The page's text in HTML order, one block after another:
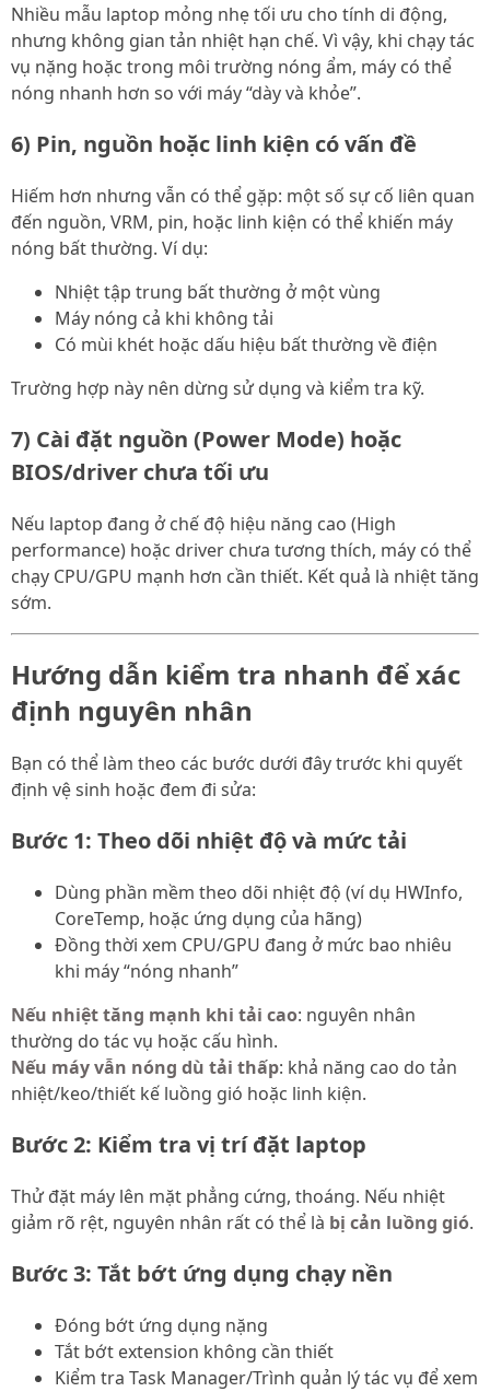
Nhiều mẫu laptop mỏng nhẹ tối ưu cho tính di động,
nhưng không gian tản nhiệt hạn chế. Vì vậy, khi chạy tác
vụ nặng hoặc trong môi trường nóng ẩm, máy có thể
nóng nhanh hơn so với máy “dày và khỏe”.
6) Pin, nguồn hoặc linh kiện có vấn đề
Hiếm hơn nhưng vẫn có thể gặp: một số sự cố liên quan
đến nguồn, VRM, pin, hoặc linh kiện có thể khiến máy
nóng bất thường. Ví dụ:
Nhiệt tập trung bất thường ở một vùng
Máy nóng cả khi không tải
Có mùi khét hoặc dấu hiệu bất thường về điện
Trường hợp này nên dừng sử dụng và kiểm tra kỹ.
7) Cài đặt nguồn (Power Mode) hoặc
BIOS/driver chưa tối ưu
Nếu laptop đang ở chế độ hiệu năng cao (High
performance) hoặc driver chưa tương thích, máy có thể
chạy CPU/GPU mạnh hơn cần thiết. Kết quả là nhiệt tăng
sớm.
Hướng dẫn kiểm tra nhanh để xác
định nguyên nhân
Bạn có thể làm theo các bước dưới đây trước khi quyết
định vệ sinh hoặc đem đi sửa:
Bước 1: Theo dõi nhiệt độ và mức tải
Dùng phần mềm theo dõi nhiệt độ (ví dụ HWInfo,
CoreTemp, hoặc ứng dụng của hãng)
Đồng thời xem CPU/GPU đang ở mức bao nhiêu
khi máy “nóng nhanh”
Nếu nhiệt tăng mạnh khi tải cao: nguyên nhân
thường do tác vụ hoặc cấu hình.
Nếu máy vẫn nóng dù tải thấp: khả năng cao do tản
nhiệt/keo/thiết kế luồng gió hoặc linh kiện.
Bước 2: Kiểm tra vị trí đặt laptop
Thử đặt máy lên mặt phẳng cứng, thoáng. Nếu nhiệt
giảm rõ rệt, nguyên nhân rất có thể là bị cản luồng gió.
Bước 3: Tắt bớt ứng dụng chạy nền
Đóng bớt ứng dụng nặng
Tắt bớt extension không cần thiết
Kiểm tra Task Manager/Trình quản lý tác vụ để xem